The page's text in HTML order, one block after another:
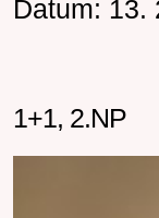
Datum: 13.
1+1, 2.NP